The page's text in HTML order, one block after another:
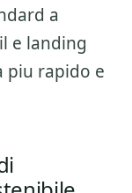
a
e landing
piu rapido e